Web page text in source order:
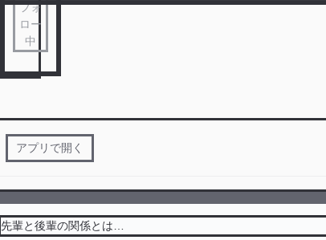
フォ
ロー
中
アプリで開く
先輩と後輩の関係とは…